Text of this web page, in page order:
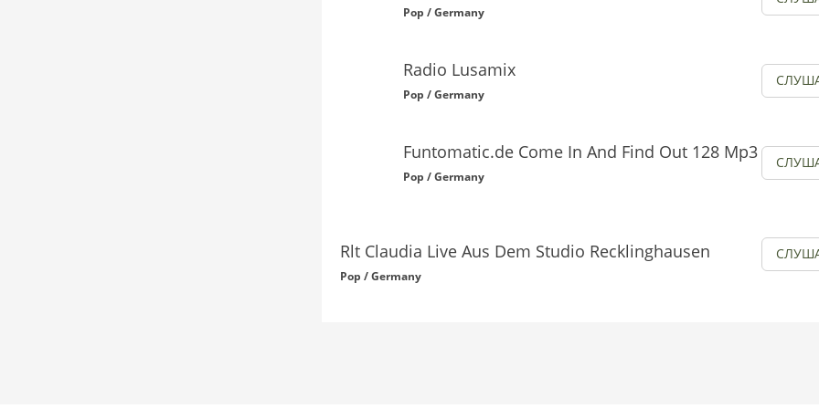
Pop / Germany
Radio Lusamix
Pop / Germany
Funtomatic.de Come In And Find Out 128 Mp3
Pop / Germany
Rlt Claudia Live Aus Dem Studio Recklinghausen
Pop / Germany